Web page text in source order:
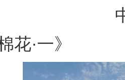
中
·一》